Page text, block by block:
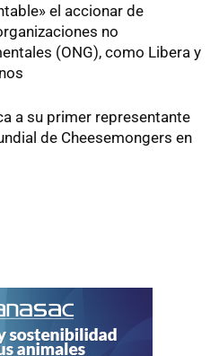
el accionar de
no
(ONG), como Libera y
a su primer representante
de Cheesemongers en